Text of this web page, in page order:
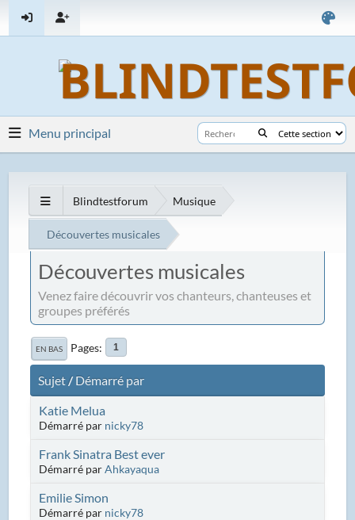
Menu principal
Blindtestforum Musique
Découvertes musicales
Découvertes musicales
Venez faire découvrir vos chanteurs, chanteuses et
groupes préférés
EN BAS Pages 1
Sujet/Démarré par
Katie Melua
Démarré par nicky78
Frank Sinatra Best ever
Démarré parAhkayaqua
Emilie Simon
Démarré par nicky78